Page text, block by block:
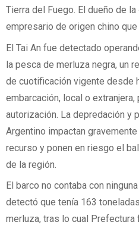
Tierra del Fuego. El dueño de
empresario de origen chino
El Tai An fue detectado
la pesca de merluza negra, un
de cuotificación vigente desde
embarcación, local o
autorización. La depredación y
Argentino impactan
recurso y ponen en riesgo el
de la región.
El barco no contaba con
detectó que tenía 163
merluza, tras lo cual